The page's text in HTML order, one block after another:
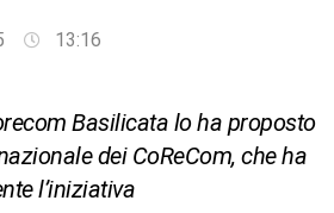
13:16
Basilicata lo ha proposto
dei CoReCom, che ha
l’iniziativa